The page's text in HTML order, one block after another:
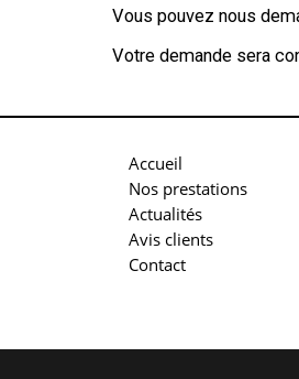
Vous pouvez nous
Votre demande sera
Accueil
Nos prestations
Actualités
Avis clients
Contact